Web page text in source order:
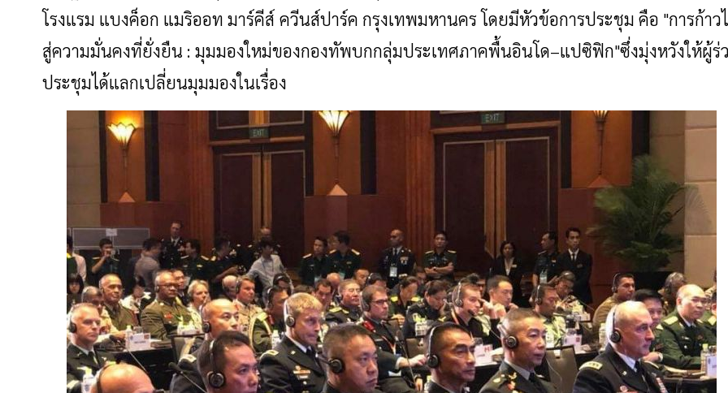
โรงแรม แบงค็อก แมริออท มาร์คีส์ ควีนส์ปาร์ค กรุงเทพมหานคร โดยมีหัวข้อการประชุม คือ "การก้าว
สู่ความมั่นคงที่ยั่งยืน : มุมมองใหม่ของกองทัพบกกลุ่มประเทศภาคพื้นอินโด–แปซิฟิก"ซึ่งมุ่งหวังให้ผู้ร่
ประชุมได้แลกเปลี่ยนมุมมองในเรื่อง